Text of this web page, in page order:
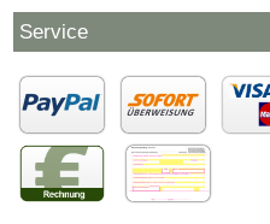
Service